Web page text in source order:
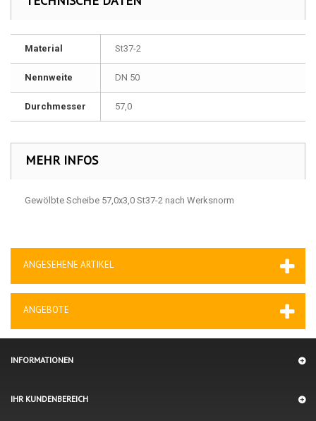
Material St37-2
Nennweite DN 50
Durchmesser 57,0
MEHR INFOS
Gewölbte Scheibe 57,0x3,0 St37-2 nach Werksnorm
ANGESEHENE ARTIKEL
ANGEBOTE
INFORMATIONEN
IHR KUNDENBEREICH